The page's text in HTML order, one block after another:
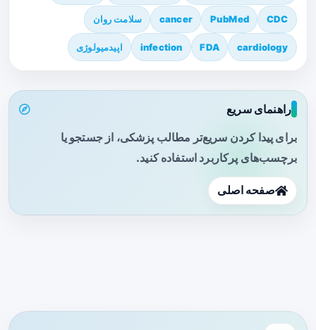
CDC
PubMed
cancer سلامت روان
cardiology
FDA
infection اپیدمیولوژی
راهنمای سریع
برای پیدا کردن سریع‌تر مطالب پزشکی، از جستجو یا
برچسب‌های پرکاربرد استفاده کنید.
صفحه اصلی